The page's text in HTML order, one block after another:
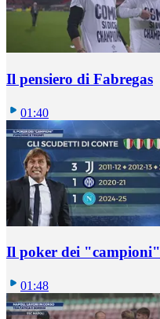
Il pensiero di Fabregas
01:40
Il poker dei "campioni"
01:48